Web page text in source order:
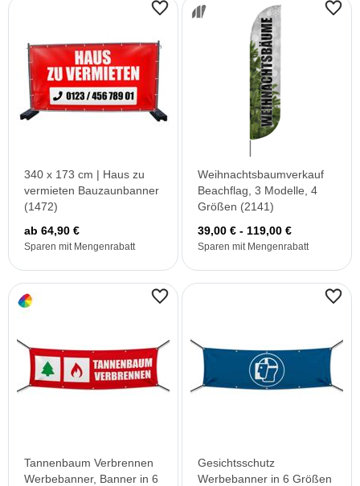
340 x 173 cm | Haus zu
vermieten Bauzaunbanner
(1472)
ab 64,90 €
Sparen mit Mengenrabatt
Weihnachtsbaumverkauf
Beachflag, 3 Modelle, 4
Größen (2141)
39,00 € - 119,00 €
Sparen mit Mengenrabatt
Tannenbaum Verbrennen
Werbebanner, Banner in 6
Gesichtsschutz
Werbebanner in 6 Größen